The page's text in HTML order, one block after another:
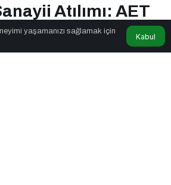
Atılımı: AET
Stratejik Yatırım
yaşamanızı sağlamak için
Kabul